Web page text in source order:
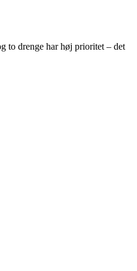
to drenge har høj prioritet – det